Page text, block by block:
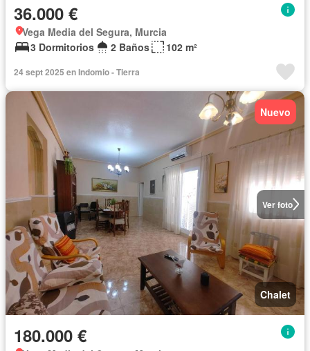
36.000 €
Vega Media del Segura, Murcia
3 Dormitorios
2 Baños 102 m²
24 sept 2025 en Indomio - Tierra
Ver foto
Nuevo
Chalet
180.000 €